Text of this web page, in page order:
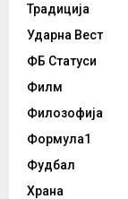
Традиција
Ударна Вест
ФБ Статуси
Филм
Филозофија
Формула1
Фудбал
Храна